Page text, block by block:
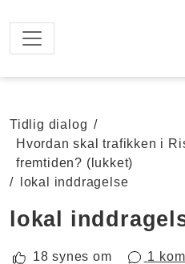
Tidlig dialog /
Hvordan skal trafikken i
fremtiden? (lukket)
/
lokal inddragelse
lokal
18 synes om 1